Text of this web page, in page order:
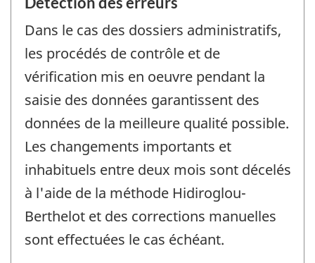
Dans le cas des dossiers administratifs,
les procédés de contrôle et de
vérification mis en oeuvre pendant la
saisie des données garantissent des
données de la meilleure qualité possible.
Les changements importants et
inhabituels entre deux mois sont décelés
à l'aide de la méthode Hidiroglou-
Berthelot et des corrections manuelles
sont effectuées le cas échéant.